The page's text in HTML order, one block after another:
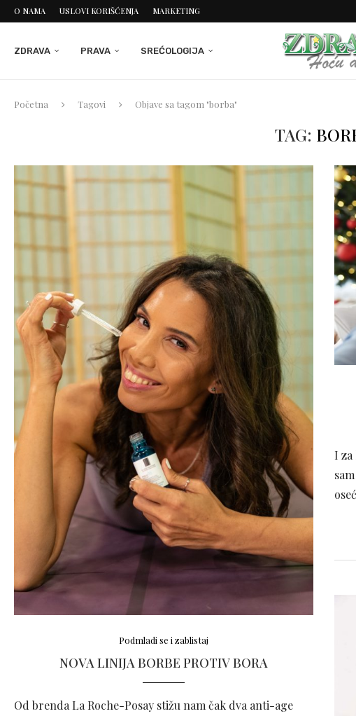
O NAMA USLOVI KORIŠĆENJA MARKETING
ZDRAVA PRAVA SREĆOLOGIJA
Početna Tagovi Objave sa tagom "borba"
TAG:
Podmladi se i zablistaj
NOVA LINIJA BORBE PROTIV BORA
Od brenda La Roche-Posay stižu nam čak dva anti-age
I za